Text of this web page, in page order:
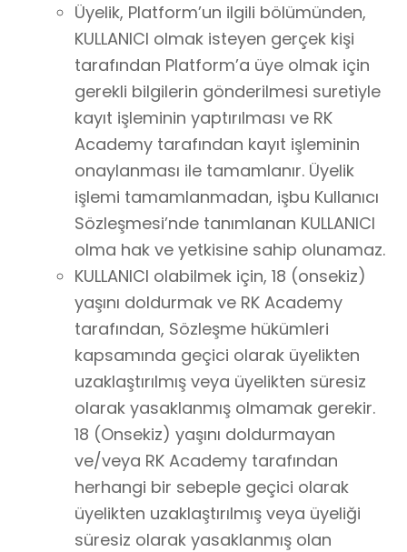
Üyelik, Platform’un ilgili bölümünden,
KULLANICI olmak isteyen gerçek kişi
tarafından Platform’a üye olmak için
gerekli bilgilerin gönderilmesi suretiyle
kayıt işleminin yaptırılması ve RK
Academy tarafından kayıt işleminin
onaylanması ile tamamlanır. Üyelik
işlemi tamamlanmadan, işbu Kullanıcı
Sözleşmesi’nde tanımlanan KULLANICI
olma hak ve yetkisine sahip olunamaz.
KULLANICI olabilmek için, 18 (onsekiz)
yaşını doldurmak ve RK Academy
tarafından, Sözleşme hükümleri
kapsamında geçici olarak üyelikten
uzaklaştırılmış veya üyelikten süresiz
olarak yasaklanmış olmamak gerekir.
18 (Onsekiz) yaşını doldurmayan
ve/veya RK Academy tarafından
herhangi bir sebeple geçici olarak
üyelikten uzaklaştırılmış veya üyeliği
süresiz olarak yasaklanmış olan